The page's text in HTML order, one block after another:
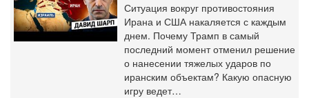
Ситуация вокруг противостояния
Ирана и США накаляется с каждым
днем. Почему Трамп в самый
последний момент отменил решение
о нанесении тяжелых ударов по
иранским объектам? Какую опасную
игру ведет…